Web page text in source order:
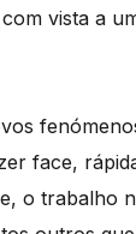
vista a
face,
o trabalho